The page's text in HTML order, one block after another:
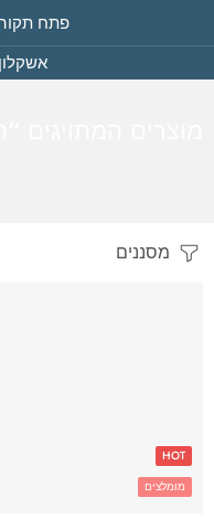
פתח
מוצרים המתויגים
ביתמסננים
HOT
מומלצים